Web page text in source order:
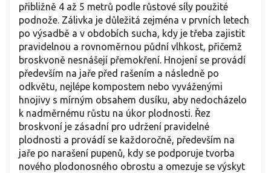
přibližně 4 až 5 metrů podle růstové síly použité
podnože. Zálivka je důležitá zejména v prvních letech
po výsadbě a v obdobích sucha, kdy je třeba zajistit
pravidelnou a rovnoměrnou půdní vlhkost, přičemž
broskvoně nesnášejí přemokření. Hnojení se provádí
především na jaře před rašením a následně po
odkvětu, nejlépe kompostem nebo vyváženými
hnojivy s mírným obsahem dusíku, aby nedocházelo
k nadměrnému růstu na úkor plodnosti. Řez
broskvoní je zásadní pro udržení pravidelné
plodnosti a provádí se každoročně, především na
jaře po narašení pupenů, kdy se podporuje tvorba
nového plodonosného obrostu a omezuje se výskyt